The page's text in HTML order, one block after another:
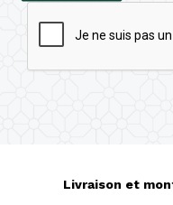
Livraison et